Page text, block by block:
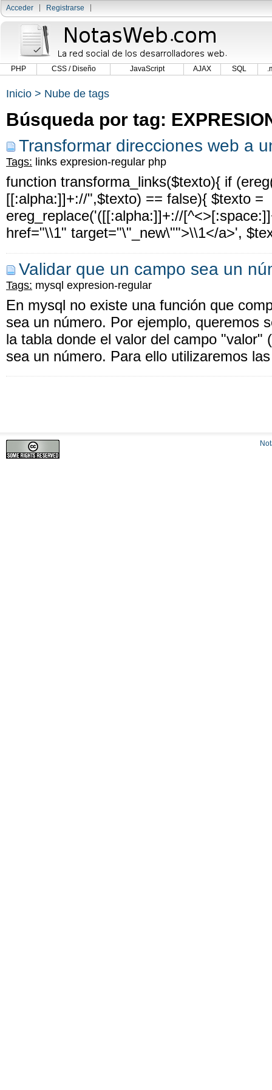
Acceder Registrarse
PHP CSS / Diseño JavaScript AJAX SQL
Inicio > Nube de tags
Búsqueda por tag:
Transformar direcciones web a
Tags: links expresion-regular php
function transforma_links($texto){ if
[[:alpha:]]+://",$texto) == false){ $texto =
ereg_replace('([[:alpha:]]+://
href="\\1" target="\"_new\"">\\1</a>',
Validar que un campo sea un
Tags: mysql expresion-regular
En mysql no existe una función que
sea un número. Por ejemplo, queremos
la tabla donde el valor del campo "valor"
sea un número. Para ello utilizaremos las